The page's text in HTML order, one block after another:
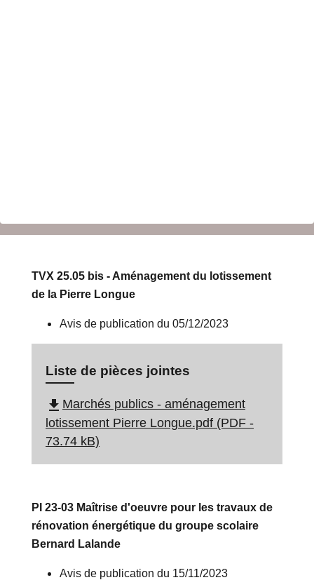
TVX 25.05 bis - Aménagement du lotissement
de la Pierre Longue
Avis de publication du 05/12/2023
Liste de pièces jointes
file_download Marchés publics - aménagement
lotissement Pierre Longue.pdf (PDF -
73.74 kB)
PI 23-03 Maîtrise d'oeuvre pour les travaux de
rénovation énergétique du groupe scolaire
Bernard Lalande
Avis de publication du 15/11/2023